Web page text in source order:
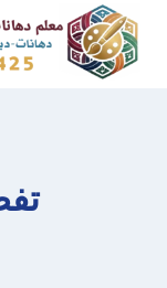
التجاوز
المحتوى